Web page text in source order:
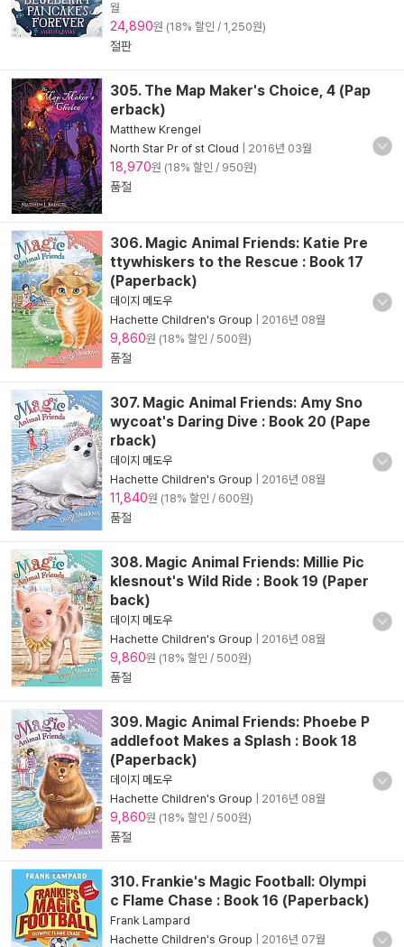
월
24,890원 (18% 할인 / 1,250원)
절판
305. The Map Maker's Choice, 4 (Pap
erback)
Matthew Krengel
North Star Pr of st Cloud
2016년 03월
18,970원 (18% 할인 / 950원)
품절
306. Magic Animal Friends: Katie Pre
ttywhiskers to the Rescue : Book 17
(Paperback)
데이지 메도우
Hachette Children's Group
2016년 08월
9,860원 (18% 할인 / 500원)
품절
307. Magic Animal Friends: Amy Sno
wycoat's Daring Dive : Book 20 (Pape
rback)
데이지 메도우
Hachette Children's Group
2016년 08월
11,840원 (18% 할인 / 600원)
품절
308. Magic Animal Friends: Millie Pic
klesnout's Wild Ride : Book 19 (Paper
back)
데이지 메도우
Hachette Children's Group
2016년 08월
9,860원 (18% 할인 / 500원)
품절
309. Magic Animal Friends: Phoebe P
addlefoot Makes a Splash : Book 18
(Paperback)
데이지 메도우
Hachette Children's Group
2016년 08월
9,860원 (18% 할인 / 500원)
품절
310. Frankie's Magic Football: Olympi
c Flame Chase : Book 16 (Paperback)
Frank Lampard
Hachette Children's Group
2016년 07월